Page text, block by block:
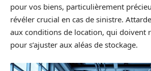
pour vos biens, particulièrement
révéler crucial en cas de sinistre.
aux conditions de location, qui doivent
pour s’ajuster aux aléas de stockage.